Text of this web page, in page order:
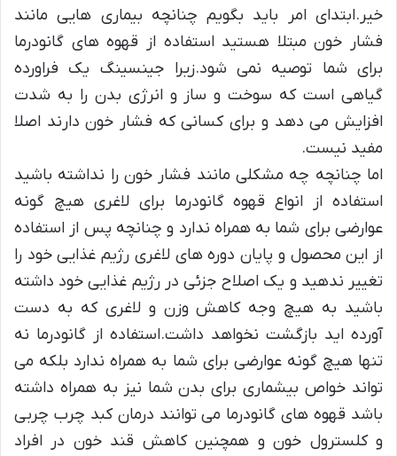
خیر.ابتدای امر باید بگویم چنانچه بیماری هایی مانند
فشار خون مبتلا هستید استفاده از قهوه های گانودرما
برای شما توصیه نمی شود.زیرا جینسینگ یک فراورده
گیاهی است که سوخت و ساز و انرژی بدن را به شدت
افزایش می دهد و برای کسانی که فشار خون دارند اصلا
مفید نیست.
اما چنانچه چه مشکلی مانند فشار خون را نداشته باشید
استفاده از انواع قهوه گانودرما برای لاغری هیچ گونه
عوارضی برای شما به همراه ندارد و چنانچه پس از استفاده
از این محصول و پایان دوره های لاغری رژیم غذایی خود را
تغییر ندهید و یک اصلاح جزئی در رژیم غذایی خود داشته
باشید به هیچ وجه کاهش وزن و لاغری که به دست
آورده اید بازگشت نخواهد داشت.استفاده از گانودرما نه
تنها هیچ گونه عوارضی برای شما به همراه ندارد بلکه می
تواند خواص بیشماری برای بدن شما نیز به همراه داشته
باشد قهوه های گانودرما می توانند درمان کبد چرب چربی
و کلسترول خون و همچنین کاهش قند خون در افراد